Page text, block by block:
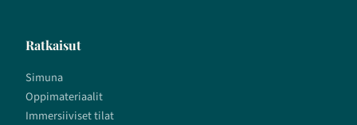
Ratkaisut
Simuna
Oppimateriaalit
Immersiiviset tilat